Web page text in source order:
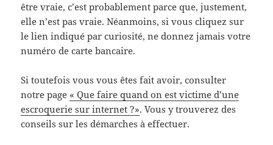
être vraie, c’est probablement parce que, justement,
elle n’est pas vraie. Néanmoins, si vous cliquez sur
le lien indiqué par curiosité, ne donnez jamais votre
numéro de carte bancaire.
Si toutefois vous vous êtes fait avoir, consulter
notre page « Que faire quand on est victime d’une
escroquerie sur internet ?». Vous y trouverez des
conseils sur les démarches à effectuer.